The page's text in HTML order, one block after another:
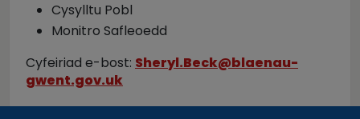
Cysylltu Pobl
Monitro Safleoedd
Cyfeiriad e-bost: Sheryl.Beck@blaenau-
gwent.gov.uk